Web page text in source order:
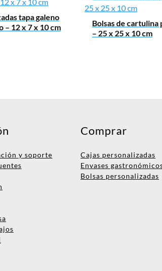
tapa galeno
– 12 x 7 x 10 cm
Bolsas de cartulina
– 25 x 25 x 10 cm
y soporte
Comprar
Cajas personalizadas
Envases
Bolsas personalizadas